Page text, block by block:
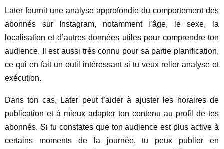
Later fournit une analyse approfondie du comportement des
abonnés sur Instagram, notamment l’âge, le sexe, la
localisation et d’autres données utiles pour comprendre ton
audience. Il est aussi très connu pour sa partie planification,
ce qui en fait un outil intéressant si tu veux relier analyse et
exécution.
Dans ton cas, Later peut t’aider à ajuster les horaires de
publication et à mieux adapter ton contenu au profil de tes
abonnés. Si tu constates que ton audience est plus active à
certains moments de la journée, tu peux publier en